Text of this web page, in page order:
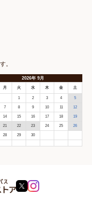
。
2026年9月
月 火 水 木 金 土
1 2 3 4 5
7 8 9 10 11 12
14 15 16 17 18 19
21 22 23 24 25 26
28 29 30